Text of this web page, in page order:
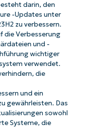
darin, den
-Updates unter
zu verbessern.
die Verbesserung
und -
wichtiger
verwendet.
die
und ein
gewährleisten. Das
sowohl
Systeme, die